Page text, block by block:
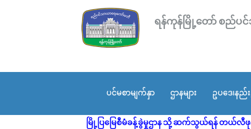
ရန်ကုန်မြို့တော် စည်ပ
ပင်မစာမျက်နှာ ဌာနများ ဥပဒေ၊နည်း
မြို့ပြမြေစီမံခန့်ခွဲမှုဌာန သို့ ဆက်သွယ်ရန် တယ်လီဖုန်